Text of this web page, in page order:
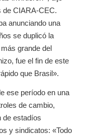
de CIARA-CEC.
anunciando una
se duplicó la
grande del
fue el fin de este
que Brasil».
ese período en una
de cambio,
de estadíos
y sindicatos: «Todo